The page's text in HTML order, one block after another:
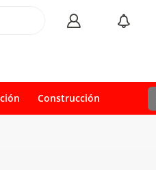
Construcción